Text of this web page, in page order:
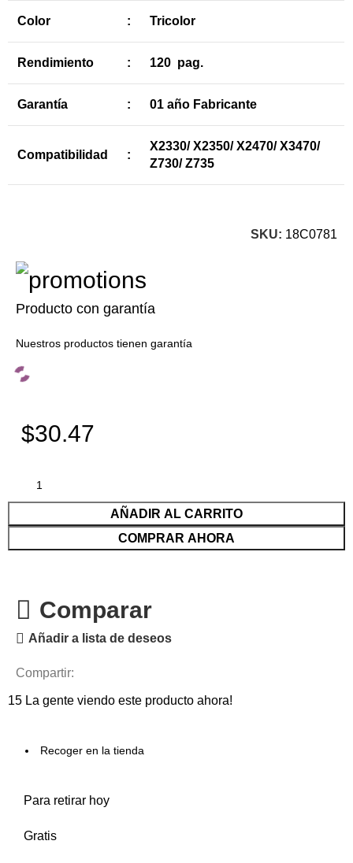
Color : Tricolor
Rendimiento : 120 pag.
Garantía : 01 año Fabricante
Compatibilidad :
X2330/ X2350/ X2470/ X3470/
Z730/ Z735
SKU: 18C0781
Producto con garantía
Nuestros productos tienen garantía
$30.47
AÑADIR AL CARRITO
COMPRAR AHORA
Comparar
Añadir a lista de deseos
Compartir:
15 La gente viendo este producto ahora!
Recoger en la tienda
Para retirar hoy
Gratis